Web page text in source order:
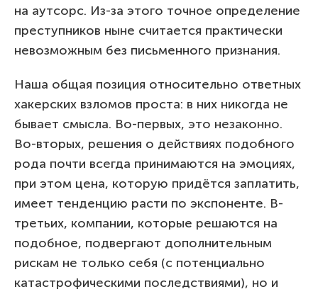
на аутсорс. Из-за этого точное определение
преступников ныне считается практически
невозможным без письменного признания.
Наша общая позиция относительно ответных
хакерских взломов проста: в них никогда не
бывает смысла. Во-первых, это незаконно.
Во-вторых, решения о действиях подобного
рода почти всегда принимаются на эмоциях,
при этом цена, которую придётся заплатить,
имеет тенденцию расти по экспоненте. В-
третьих, компании, которые решаются на
подобное, подвергают дополнительным
рискам не только себя (с потенциально
катастрофическими последствиями), но и